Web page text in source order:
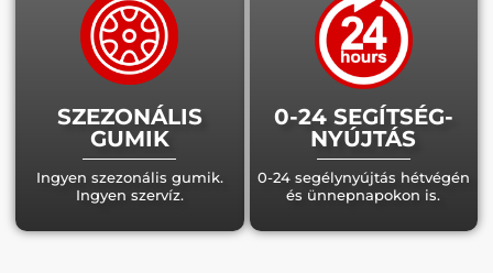
SZEZONÁLIS
GUMIK
Ingyen szezonális gumik.
Ingyen szervíz.
0-24 SEGÍTSÉG-
NYÚJTÁS
0-24 segélynyújtás hétvégén
és ünnepnapokon is.